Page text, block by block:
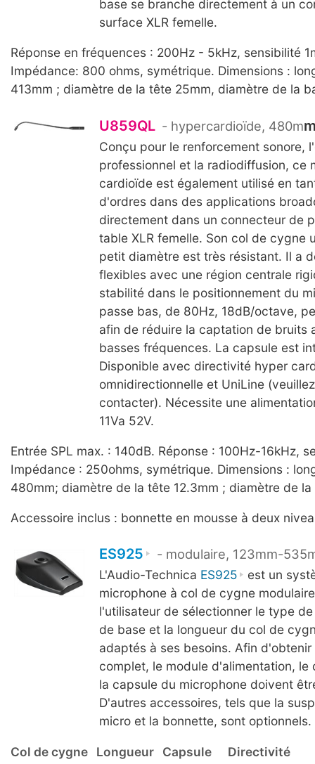
base se branche directement à un
surface XLR femelle.
Réponse en fréquences : 200Hz - 5kHz, sensibilité
Impédance: 800 ohms, symétrique. Dimensions :
413mm ; diamètre de la tête 25mm, diamètre de la
U859QL - hypercardioïde, 480m
Conçu pour le renforcement sonore,
professionnel et la radiodiffusion, ce
cardioïde est également utilisé en
d'ordres dans des applications
directement dans un connecteur de
table XLR femelle. Son col de cygne
petit diamètre est très résistant. Il a
flexibles avec une région centrale
stabilité dans le positionnement du
passe bas, de 80Hz, 18dB/octave,
afin de réduire la captation de bruits
basses fréquences. La capsule est
Disponible avec directivité hyper
omnidirectionnelle et UniLine
contacter). Nécessite une
11Va 52V.
Entrée SPL max. : 140dB. Réponse : 100Hz-16kHz,
Impédance : 250ohms, symétrique. Dimensions :
480mm; diamètre de la tête 12.3mm ; diamètre de
Accessoire inclus : bonnette en mousse à deux
ES925 - modulaire, 123mm-
L'Audio-Technica ES925
est un
microphone à col de cygne
l'utilisateur de sélectionner le type
de base et la longueur du col de
adaptés à ses besoins. Afin
complet, le module d'alimentation, le
la capsule du microphone doivent
D'autres accessoires, tels que la
micro et la bonnette, sont optionnels.
Col de cygne Longueur Capsule
Directivité